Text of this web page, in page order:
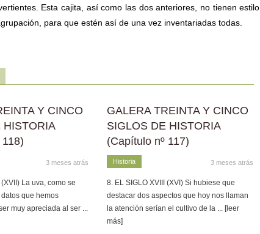
Esta cajita, así como las dos anteriores, no tienen estilo
para que estén así de una vez inventariadas todas.
Y CINCO
HISTORIA
3 meses atrás
La uva, como se
que hemos
muy apreciada al ser
GALERA TREINTA Y CINCO
SIGLOS DE HISTORIA
(Capítulo nº 117)
Historia 3 meses atrás
8. EL SIGLO XVIII (XVI) Si hubiese que
destacar dos aspectos que hoy nos llaman
la atención serían el cultivo de la
... [leer
más]